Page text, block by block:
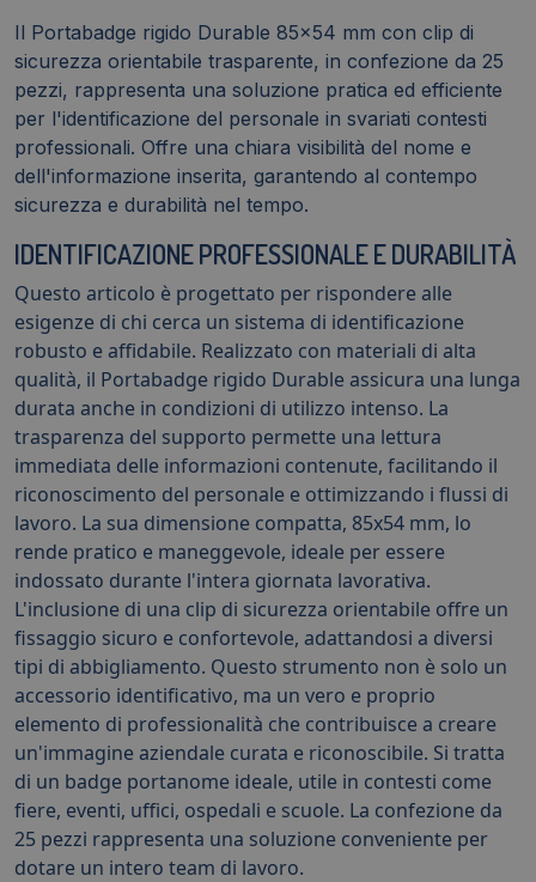
Il Portabadge rigido Durable 85x54 mm con clip di
sicurezza orientabile trasparente, in confezione da 25
pezzi, rappresenta una soluzione pratica ed efficiente
per l'identificazione del personale in svariati contesti
professionali. Offre una chiara visibilità del nome e
dell'informazione inserita, garantendo al contempo
sicurezza e durabilità nel tempo.
IDENTIFICAZIONE PROFESSIONALE E DURABILITÀ
Questo articolo è progettato per rispondere alle
esigenze di chi cerca un sistema di identificazione
robusto e affidabile. Realizzato con materiali di alta
qualità, il Portabadge rigido Durable assicura una lunga
durata anche in condizioni di utilizzo intenso. La
trasparenza del supporto permette una lettura
immediata delle informazioni contenute, facilitando il
riconoscimento del personale e ottimizzando i flussi di
lavoro. La sua dimensione compatta, 85x54 mm, lo
rende pratico e maneggevole, ideale per essere
indossato durante l'intera giornata lavorativa.
L'inclusione di una clip di sicurezza orientabile offre un
fissaggio sicuro e confortevole, adattandosi a diversi
tipi di abbigliamento. Questo strumento non è solo un
accessorio identificativo, ma un vero e proprio
elemento di professionalità che contribuisce a creare
un'immagine aziendale curata e riconoscibile. Si tratta
di un badge portanome ideale, utile in contesti come
fiere, eventi, uffici, ospedali e scuole. La confezione da
25 pezzi rappresenta una soluzione conveniente per
dotare un intero team di lavoro.